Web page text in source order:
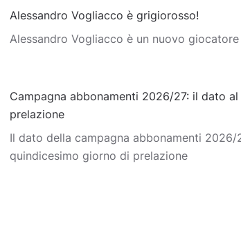
Alessandro Vogliacco è grigiorosso!
Alessandro Vogliacco è un nuovo
Campagna abbonamenti 2026/27: il dato
prelazione
Il dato della campagna abbonamenti 2026/
quindicesimo giorno di prelazione